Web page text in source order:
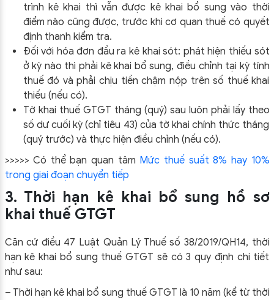
trình kê khai thì vẫn được kê khai bổ sung vào thời
điểm nào cũng được, trước khi cơ quan thuế có quyết
định thanh kiểm tra.
Đối với hóa đơn đầu ra kê khai sót: phát hiện thiếu sót
ở kỳ nào thì phải kê khai bổ sung, điều chỉnh tại kỳ tính
thuế đó và phải chịu tiền chậm nộp trên số thuế khai
thiếu (nếu có).
Tờ khai thuế GTGT tháng (quý) sau luôn phải lấy theo
số dư cuối kỳ (chỉ tiêu 43) của tờ khai chính thức tháng
(quý trước) và thực hiện điều chỉnh (nếu có).
>>>>> Có thể bạn quan tâm Mức thuế suất 8% hay 10%
trong giai đoạn chuyển tiếp
3. Thời hạn kê khai bổ sung hồ sơ
khai thuế GTGT
Căn cứ điều 47 Luật Quản Lý Thuế số 38/2019/QH14, thời
hạn kê khai bổ sung thuế GTGT sẽ có 3 quy định chi tiết
như sau:
– Thời hạn kê khai bổ sung thuế GTGT là 10 năm (kể từ thời